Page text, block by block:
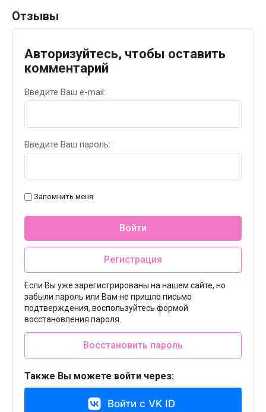
Отзывы
Авторизуйтесь, чтобы оставить
комментарий
Введите Ваш e-mail:
Введите Ваш пароль:
Запомнить меня
Войти
Регистрация
Если Вы уже зарегистрированы на нашем сайте, но
забыли пароль или Вам не пришло письмо
подтверждения, воспользуйтесь формой
восстановления пароля.
Восстановить пароль
Также Вы можете войти через:
Войти с VK ID